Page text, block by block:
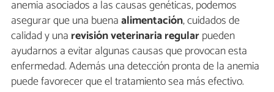
anemia asociados a las causas genéticas, podemos
asegurar que una buenaalimentación, cuidados de
calidad y una revisión veterinaria regularpueden
ayudarnos a evitar algunas causas que provocan esta
enfermedad. Además una detección pronta de la anemia
puede favorecer que el tratamiento sea más efectivo.